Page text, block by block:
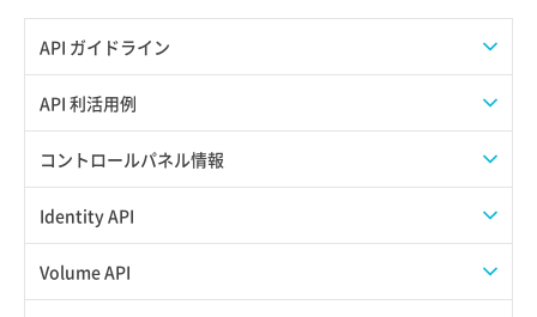
API ガイドライン
APIのご利用について
API 利活用例
APIでAPIサブユーザーを作成する
APIでVPSにISOイメージを挿入する
APIでVPSを作成する
コントロールパネル情報
APIユーザーを作成する
API情報を確認する
Identity API
Credential一覧取得
Volume API